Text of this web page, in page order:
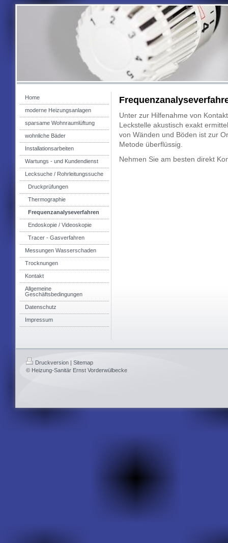
Home
moderne Heizungsanlagen
sparsame Wohnraumlüftung
wohnliche Bäder
Installationsarbeiten
Wartungs - und Kundendienst
Lecksuche / Rohrleitungssuche
Druckprüfungen
Thermographie
Frequenzanalyseverfahren
Endoskopie / Videoskopie
Tracer - Gasverfahren
Messungen Wasserschaden
Trocknungen
Kontakt
Allgemeine
Geschäftsbedingungen
Datenschutz
Impressum
Unter zur Hilfenahme von
Leckstelle akustisch exakt
von Wänden und Böden ist zur
Metode überflüssig.
Nehmen Sie am besten direkt
Druckversion | Sitemap
© Heizung-Sanitär Ernst Vorderwülbecke